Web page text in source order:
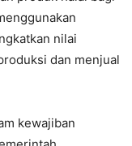
nilai
dan menjual
kewajiban